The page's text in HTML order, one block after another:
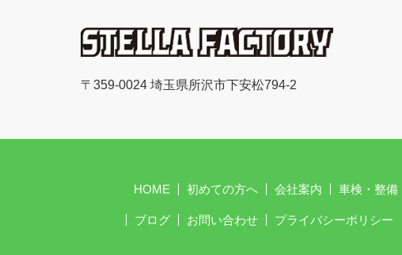
〒359-0024 埼玉県所沢市下安松794-2
HOME 初めての方へ 会社案内 車検・整備
ブログ お問い合わせ プライバシーポリシー